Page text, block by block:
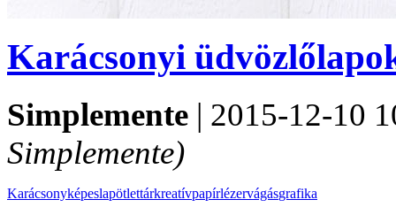
Karácsonyi
Simplemente | 2015-12-10
Simplemente)
Karácsonyképeslapötlettárkreatívpapírlézervágásgrafika